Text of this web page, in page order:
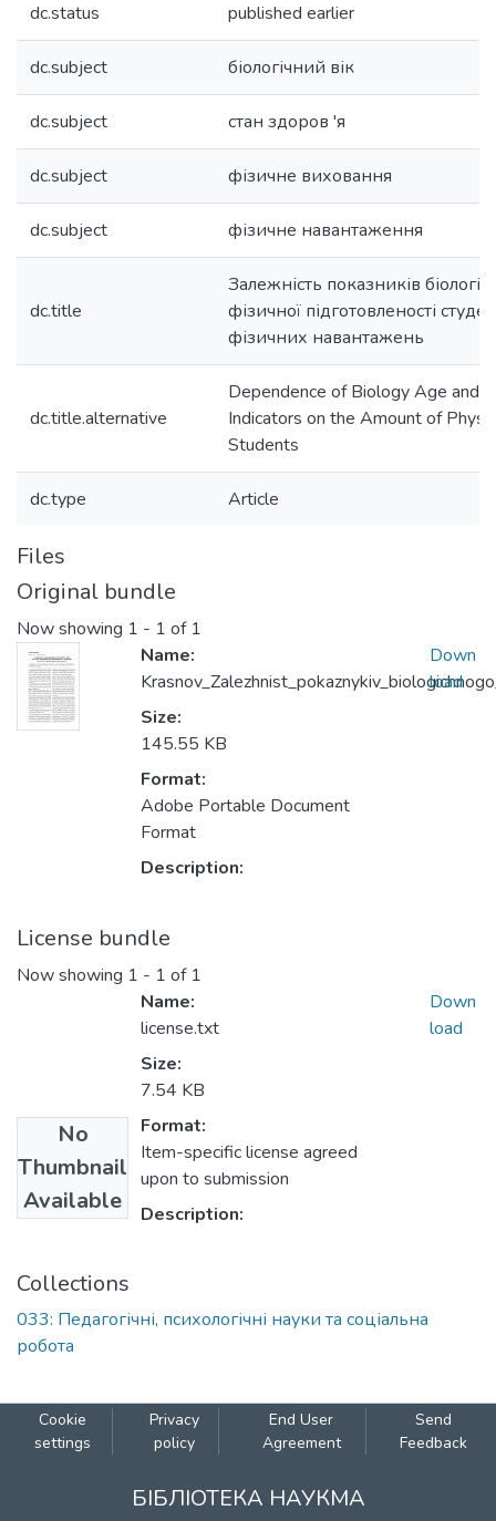
dc.status published earlier
dc.subject біологічний вік
dc.subject стан здоров 'я
dc.subject фізичне виховання
dc.subject фізичне навантаження
dc.title
Залежність показників
фізичної підготовленості
фізичних навантажень
dc.title.alternative
Dependence of Biology Age and
Indicators on the Amount of
Students
dc.type Article
Files
Original bundle
Now showing 1 - 1 of 1
Name:
Size:
145.55 KB
Format:
Adobe Portable Document
Format
Description:
Down
load
License bundle
Now showing 1 - 1 of 1
No
Thumbnail
Available
Name:
license.txt
Size:
7.54 KB
Format:
Item-specific license agreed
upon to submission
Description:
Down
load
Collections
033: Педагогічні, психологічні науки та соціальна
робота
Cookie
settings
Privacy
policy
End User
Agreement
Send
Feedback
БІБЛІОТЕКА НАУКМА